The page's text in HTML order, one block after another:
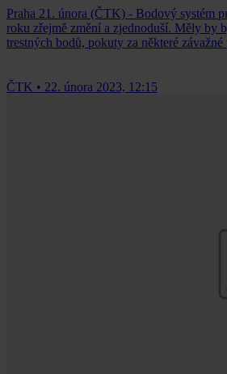
Praha 21. února (ČTK) - Bodový systém
roku zřejmě změní a zjednoduší. Měly by
trestných bodů, pokuty za některé
ČTK • 22. února 2023, 12:15